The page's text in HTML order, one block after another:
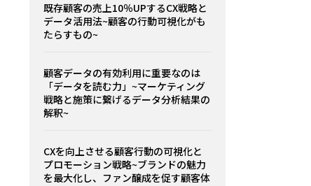
既存顧客の売上10％UPするCX戦略と
データ活用法~顧客の行動可視化がも
たらすもの~
顧客データの有効利用に重要なのは
「データを読む力」~マーケティング
戦略と施策に繋げるデータ分析結果の
解釈~
CXを向上させる顧客行動の可視化と
プロモーション戦略~ブランドの魅力
を最大化し、ファン醸成を促す顧客体